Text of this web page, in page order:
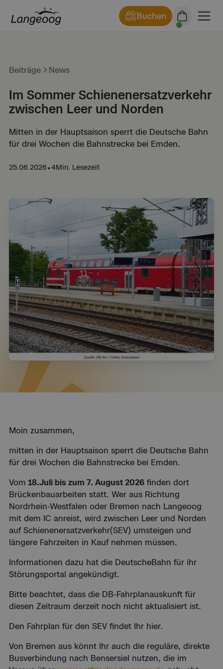
Buchen
Beiträge News
Im Sommer Schienenersatzverkehr
zwischen Leer und Norden
Mitten in der Hauptsaison sperrt die Deutsche Bahn
für drei Wochen die Bahnstrecke bei Emden.
25.06.2026•4Min. Lesezeit
Moin zusammen,
mitten in der Hauptsaison sperrt die Deutsche Bahn
für drei Wochen die Bahnstrecke bei Emden.
Vom 18.Juli bis zum 7. August 2026finden dort
Brückenbauarbeiten statt. Wer aus Richtung
Nordrhein-Westfalen oder Bremen nach Langeoog
mit dem IC anreist, wird zwischen Leer und Norden
auf Schienenersatzverkehr(SEV) umsteigen und
längere Fahrzeiten in Kauf nehmen müssen.
Informationen dazu hat die DeutscheBahn für ihr
Störungsportal angekündigt.
Bitte beachtet, dass die DB-Fahrplanauskunft für
diesen Zeitraum derzeit noch nicht aktualisiert ist.
Den Fahrplan für den SEV findet Ihr hier.
Von Bremen aus könnt Ihr auch die reguläre, direkte
Busverbindung nach Bensersiel nutzen, die im